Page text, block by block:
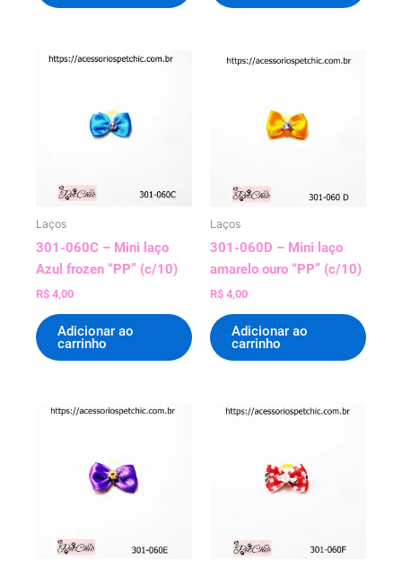
Laços
301-060C – Mini laço
Azul frozen “PP” (c/10)
R$ 4,00
Adicionar ao
carrinho
Laços
301-060D – Mini laço
amarelo ouro “PP” (c/10)
R$ 4,00
Adicionar ao
carrinho